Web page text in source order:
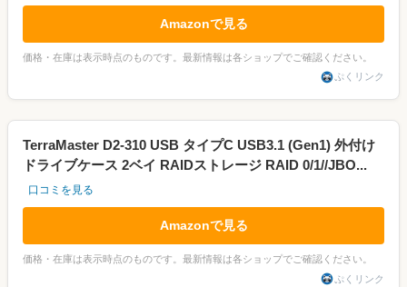
Amazonで見る
価格・在庫は表示時点のものです。最新情報は各ショップでご確認ください。
ぷくリンク
TerraMaster D2-310 USB タイプC USB3.1 (Gen1) 外付け
ドライブケース 2ベイ RAIDストレージ RAID 0/1//JBO...
口コミを見る
Amazonで見る
価格・在庫は表示時点のものです。最新情報は各ショップでご確認ください。
ぷくリンク